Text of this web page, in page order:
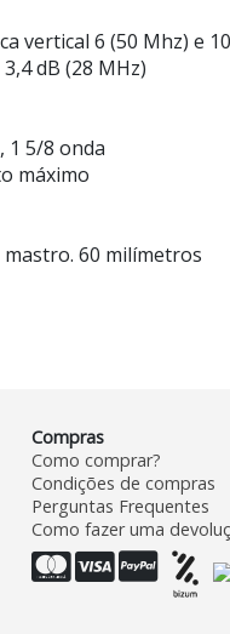
vertical 6 (50 Mhz) e
dB (28 MHz)
1 5/8 onda
máximo
60 milímetros
Compras
Como comprar?
Condições de compras
Perguntas Frequentes
Como fazer uma